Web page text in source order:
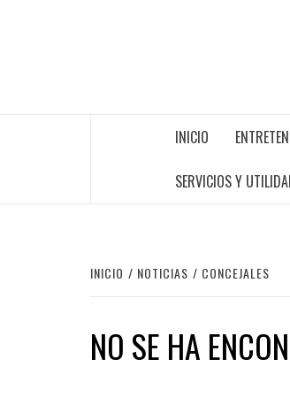
INICIO
SERVICIOS Y
INICIO NOTICIAS CONCEJALES
NO SE HA